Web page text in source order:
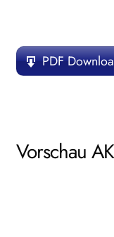
PDF
Vorschau